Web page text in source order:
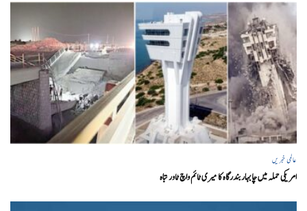
عالمی خبریں
امریکی حملہ میں چابہار بندرگاہ کا میری ٹائم واچ ٹاور تباہ